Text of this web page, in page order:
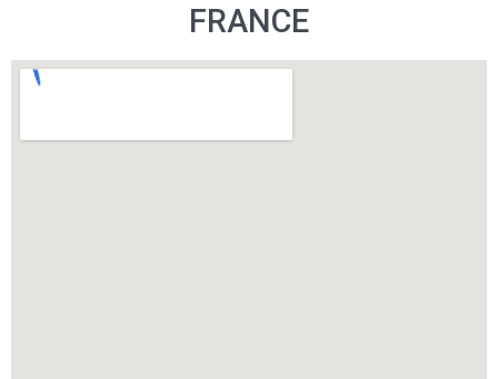
FRANCE